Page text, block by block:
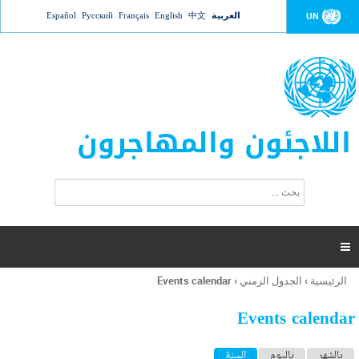
Jump to navigation UN العربية 中文
English
Français
Русский
Español
اللاجئون والمهاجرون
ت
ر
ل
ح
ب

أنت
هنا
الرئيسية › الجدول الزمني ›
Events calendar
Events calendar